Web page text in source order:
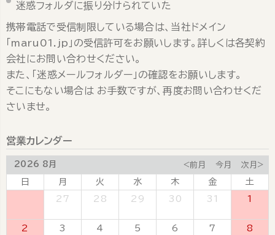
迷惑フォルダに振り分けられていた
携帯電話で受信制限している場合は、当社ドメイン
「maru01.jp」の受信許可をお願いします。詳しくは各契約
会社にお問い合わせください。
また、「迷惑メールフォルダー」の確認をお願いします。
そこにもない場合は お手数ですが、再度お問い合わせくだ
さいませ。
営業カレンダー
2026 8月 <前月 今月 次月>
日 月 火 水 木 金
土
27 28 29 30 31 1
2 3 4 5 6 7 8